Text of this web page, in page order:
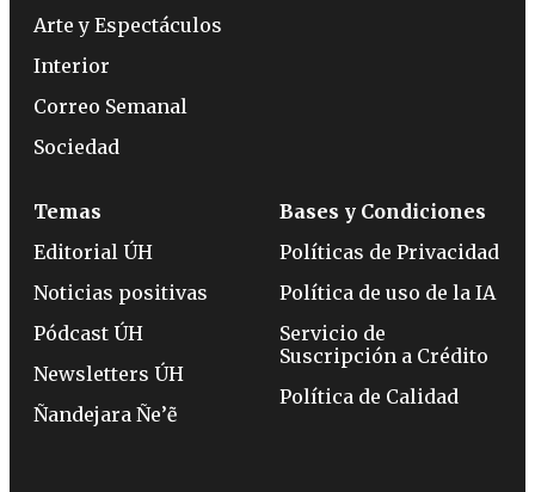
Arte y Espectáculos
Interior
Correo Semanal
Sociedad
Temas
Editorial ÚH
Noticias positivas
Pódcast ÚH
Newsletters ÚH
Ñandejara Ñe’ẽ
Bases y Condiciones
Políticas de Privacidad
Política de uso de la IA
Servicio de
Suscripción a Crédito
Política de Calidad